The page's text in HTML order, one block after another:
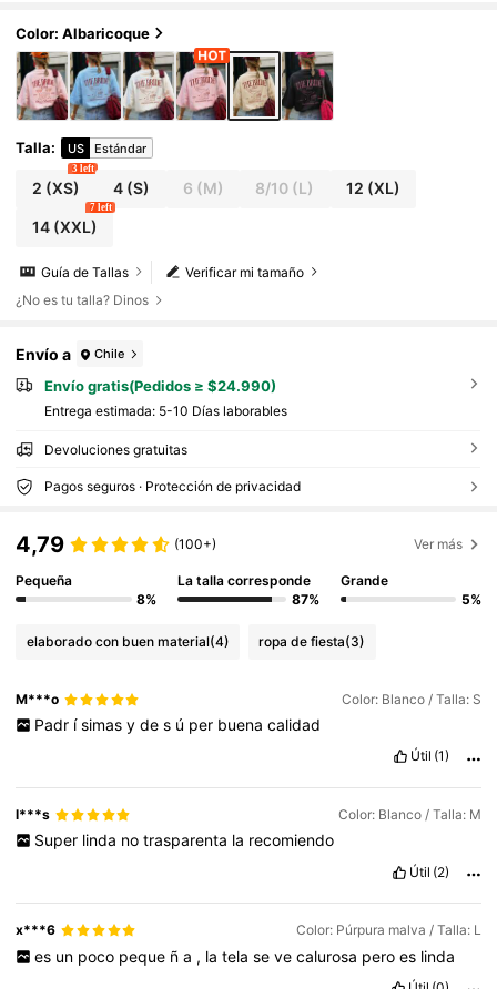
top de verano. Camiseta de manga corta holg
ada, casual y versátil.
Color: Albaricoque
Talla: US Estándar
2 (XS)
3 left
4(S) 6 (M) 8/10 (L) 12 (XL)
14(XXL)
7 left
Verificar mi tamaño
Guía de Tallas
¿No es tu talla? Dinos
Envío a Chile
Envío gratis(Pedidos ≥ $24.990)
Entrega estimada: 5-10 Días laborables
Devoluciones gratuitas
Pagos seguros · Protección de privacidad
4,79 (100+) Ver más
Pequeña
8%
La talla corresponde
87%
Grande
5%
elaborado con buen material(4) ropa de fiesta(3)
M***o Color: Blanco / Talla: S
Padr ísimas y de s ú per buena calidad
Útil (1)
l***s Color: Blanco / Talla: M
Super linda no trasparenta la recomiendo
Útil (2)
x***6 Color: Púrpura malva / Talla: L
es un poco peque ñ a , la tela se ve calurosa pero es linda